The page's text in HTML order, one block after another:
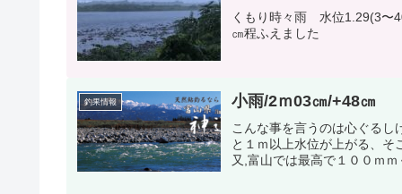
くもり時々雨 水位1.29(3〜
㎝程ふえました
釣果情報 小雨/2ｍ03㎝/+48㎝
こんな事を言うのは心ぐる
と１ｍ以上水位が上がる、
又,富山では最高で１００ｍ